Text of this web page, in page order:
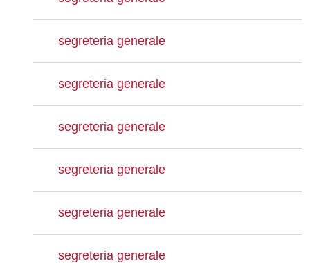
segreteria generale
segreteria generale
segreteria generale
segreteria generale
segreteria generale
segreteria generale